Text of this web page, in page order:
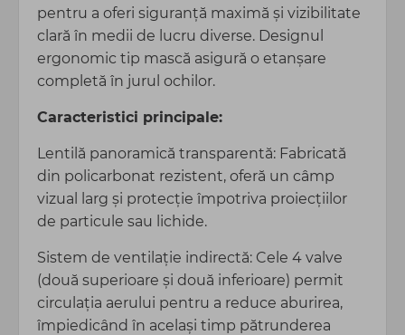
pentru a oferi siguranță maximă și vizibilitate
clară în medii de lucru diverse. Designul
ergonomic tip mască asigură o etanșare
completă în jurul ochilor.
Caracteristici principale:
Lentilă panoramică transparentă: Fabricată
din policarbonat rezistent, oferă un câmp
vizual larg și protecție împotriva proiecțiilor
de particule sau lichide.
Sistem de ventilație indirectă: Cele 4 valve
(două superioare și două inferioare) permit
circulația aerului pentru a reduce aburirea,
împiedicând în același timp pătrunderea